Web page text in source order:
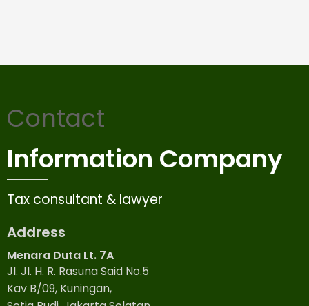
Contact
Information Company
Tax consultant & lawyer
Address
Menara Duta Lt. 7A
Jl. Jl. H. R. Rasuna Said No.5
Kav B/09, Kuningan,